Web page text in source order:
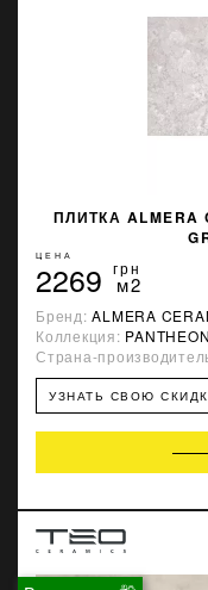
ПЛИТКА ALMERA
ЦЕНА
2269 грн
м2
Бренд:ALMERA
Коллекция: PANTHEON
Страна-
УЗНАТЬ СВОЮ